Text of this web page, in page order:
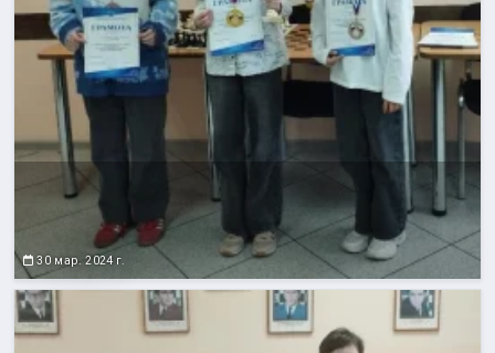
30 мар. 2024 г.